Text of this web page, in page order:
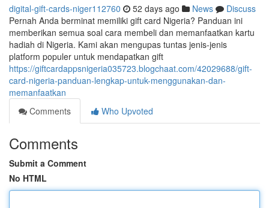
digital-gift-cards-niger112760 52 days ago News
Discuss
Pernah Anda berminat memiliki gift card Nigeria? Panduan ini
memberikan semua soal cara membeli dan memanfaatkan kartu
hadiah di Nigeria. Kami akan mengupas tuntas jenis-jenis
platform populer untuk mendapatkan gift
https://giftcardappsnigeria035723.blogchaat.com/42029688/gift-
card-nigeria-panduan-lengkap-untuk-menggunakan-dan-
memanfaatkan
Comments
Who Upvoted
Comments
Submit a Comment
No HTML